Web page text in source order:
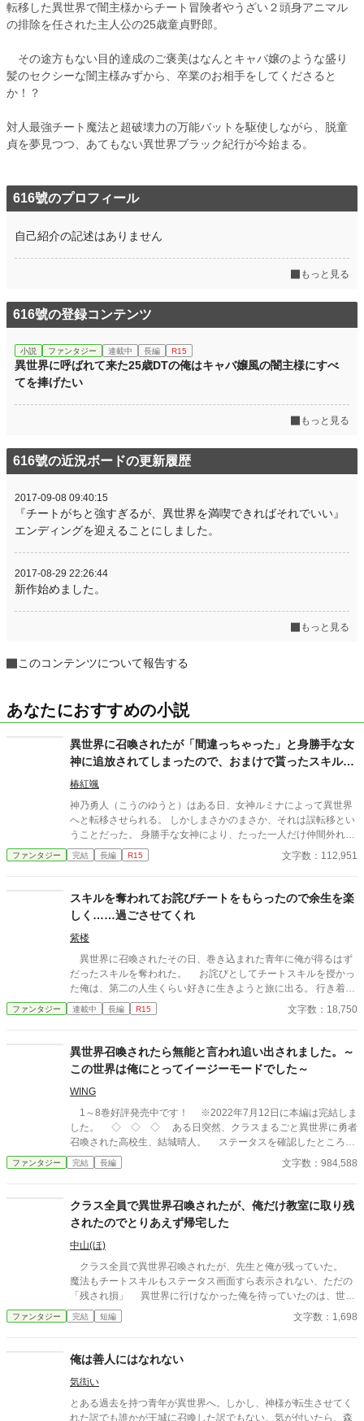
転移した異世界で闇主様からチート冒険者やうざい２頭身アニマル
の排除を任された主人公の25歳童貞野郎。
その途方もない目的達成のご褒美はなんとキャバ嬢のような盛り
髪のセクシーな闇主様みずから、卒業のお相手をしてくださると
か！？
対人最強チート魔法と超破壊力の万能バットを駆使しながら、脱童
貞を夢見つつ、あてもない異世界ブラック紀行が今始まる。
616號のプロフィール
自己紹介の記述はありません
もっと見る
616號の登録コンテンツ
小説 ファンタジー 連載中 長編 R15
異世界に呼ばれて来た25歳DTの俺はキャバ嬢風の闇主様にすべ
てを捧げたい
もっと見る
616號の近況ボードの更新履歴
2017-09-08 09:40:15
『チートがちと強すぎるが、異世界を満喫できればそれでいい』
エンディングを迎えることにしました。
2017-08-29 22:26:44
新作始めました。
もっと見る
このコンテンツについて報告する
あなたにおすすめの小説
異世界に召喚されたが「間違っちゃった」と身勝手な女
神に追放されてしまったので、おまけで貰ったスキルで
凡人の俺は頑張って生き残ります！
椿紅颯
神乃勇人（こうのゆうと）はある日、女神ルミナによって異世界
へと転移させられる。 しかしまさかのまさか、それは誤転移とい
うことだった。 身勝手な女神により、たった一人だけ仲間外れに
された挙句の果てに粗雑に扱われ、ほぼ投げ捨てられるようなか
たちで異世界の地へと下ろされてしまう。 そんな踏んだり蹴った
ファンタジー 完結 長編 R15 文字数：112,951
スキルを奪われてお詫びチートをもらったので余生を楽
しく……過ごさせてくれ
紫楼
異世界に召喚されたその日、巻き込まれた青年に俺が得るはず
だったスキルを奪われた。 お詫びとしてチートスキルを授かっ
た俺は、第二の人生くらい好きに生きようと旅に出る。 行き着い
た先は、寂れた町の場末の酒場だ。 なぜか客は男ばかりだが、
日雇い冒険者や恐妻家の肉屋たちとの気楽な毎日は悪くない。
へ通ってくる理由だけは、さっぱりわからない。 「お前らツケは
やめろ」 そんな穏やかな日々を送っていたはずなのに、ある
日、酒場へ厄介な依頼が舞い込んできた――。 他サイトでも掲
ファンタジー 連載中 長編 R15 文字数：18,750
異世界召喚されたら無能と言われ追い出されました。～
この世界は俺にとってイージーモードでした～
WING
1～8巻好評発売中です！ ※2022年7月12日に本編は完結しま
した。 ◇ ◇ ◇ ある日突然、クラスまるごと異世界に勇者
召喚された高校生、結城晴人。 ステータスを確認したところ、
勇者に与えられる特典のギフトどころか、勇者の称号すらも無い
ことが判明する。 晴人たちを召喚した王女は「無能がいては足
を出て早々、王女が差し向けた騎士によって、晴人は殺されかけ
る。 胸を刺され意識を失った彼は、気がつくと神様の前にい
た。 そしてギフトを与え忘れたお詫びとして、望むスキルを作
れるスキルをはじめとしたチート能力を手に入れるのであった──
ハードモードな異世界生活も、やりすぎなくらいスキルを作っ
て一発逆転イージーモード!? 前代未聞の難易度激甘ファンタジ
ー、開幕！
ファンタジー 完結 長編 文字数：984,588
クラス全員で異世界召喚されたが、俺だけ教室に取り残
されたのでとりあえず帰宅した
中山(ほ)
クラス全員で異世界召喚されたが、先生と俺が残っていた。
魔法もチートスキルもステータス画面すら表示されない、ただの
「残され損」 異世界に行けなかった俺を待っていたのは、世知
辛い現実だった。 AI使用状況 GoogleのGeminiさん使ってます〜
誤字脱字チェックと調べ物お願いしてます
ファンタジー 完結 短編 文字数：1,698
俺は善人にはなれない
気衒い
とある過去を持つ青年が異世界へ。しかし、神様が転生させてく
れた訳でも誰かが王城に召喚した訳でもない。気が付いたら、森